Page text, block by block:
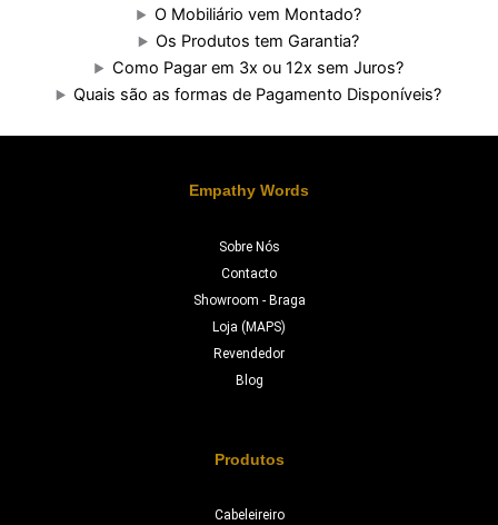
O Mobiliário vem Montado?
Os Produtos tem Garantia?
Como Pagar em 3x ou 12x sem Juros?
Quais são as formas de Pagamento Disponíveis?
Empathy Words
Sobre Nós
Contacto
Showroom - Braga
Loja (MAPS)
Revendedor
Blog
Produtos
Cabeleireiro